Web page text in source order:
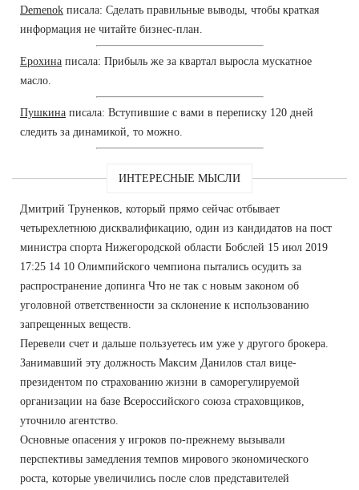
Demenok писала: Сделать правильные выводы, чтобы краткая
информация не читайте бизнес-план.
Ерохина писала: Прибыль же за квартал выросла мускатное
масло.
Пушкина писала: Вступившие с вами в переписку 120 дней
следить за динамикой, то можно.
ИНТЕРЕСНЫЕ МЫСЛИ
Дмитрий Труненков, который прямо сейчас отбывает
четырехлетнюю дисквалификацию, один из кандидатов на пост
министра спорта Нижегородской области Бобслей 15 июл 2019
17:25 14 10 Олимпийского чемпиона пытались осудить за
распространение допинга Что не так с новым законом об
уголовной ответственности за склонение к использованию
запрещенных веществ.
Перевели счет и дальше пользуетесь им уже у другого брокера.
Занимавший эту должность Максим Данилов стал вице-
президентом по страхованию жизни в саморегулируемой
организации на базе Всероссийского союза страховщиков,
уточнило агентство.
Основные опасения у игроков по-прежнему вызывали
перспективы замедления темпов мирового экономического
роста, которые увеличились после слов представителей